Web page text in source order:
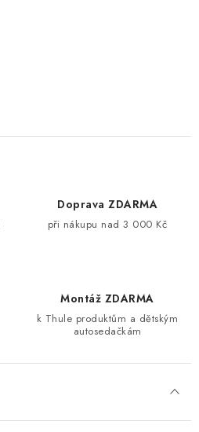
Doprava ZDARMA
při nákupu nad 3 000 Kč
Montáž ZDARMA
k Thule produktům a dětským
autosedačkám